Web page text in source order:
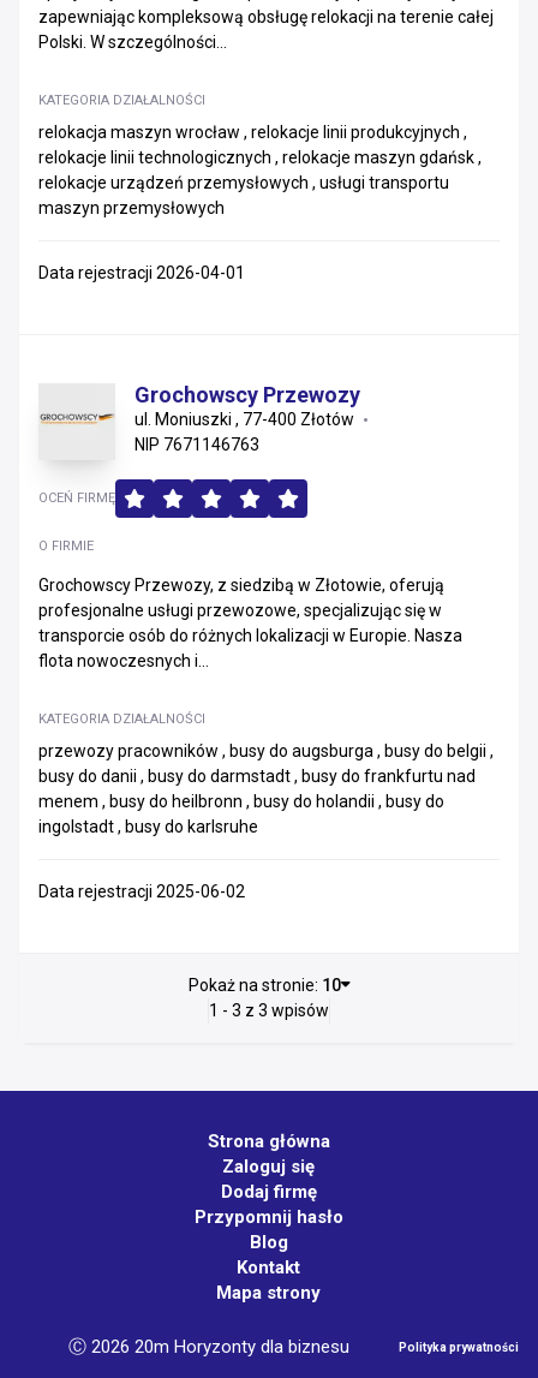
zapewniając kompleksową obsługę relokacji na terenie całej
Polski. W szczególności...
KATEGORIA DZIAŁALNOŚCI
relokacja maszyn wrocław , relokacje linii produkcyjnych ,
relokacje linii technologicznych , relokacje maszyn gdańsk ,
relokacje urządzeń przemysłowych , usługi transportu
maszyn przemysłowych
Data rejestracji 2026-04-01
Grochowscy Przewozy
ul. Moniuszki , 77-400 Złotów
NIP 7671146763
O FIRMIE
Grochowscy Przewozy, z siedzibą w Złotowie, oferują
profesjonalne usługi przewozowe, specjalizując się w
transporcie osób do różnych lokalizacji w Europie. Nasza
flota nowoczesnych i...
KATEGORIA DZIAŁALNOŚCI
przewozy pracowników , busy do augsburga , busy do belgii ,
busy do danii , busy do darmstadt , busy do frankfurtu nad
menem , busy do heilbronn , busy do holandii , busy do
ingolstadt , busy do karlsruhe
OCEŃ FIRMĘ
Data rejestracji 2025-06-02
Pokaż na stronie: 10
1 - 3 z 3 wpisów
Strona główna
Zaloguj się
Dodaj firmę
Przypomnij hasło
Blog
Kontakt
Mapa strony
Ⓒ 2026 20m Horyzonty dla biznesu Polityka prywatności